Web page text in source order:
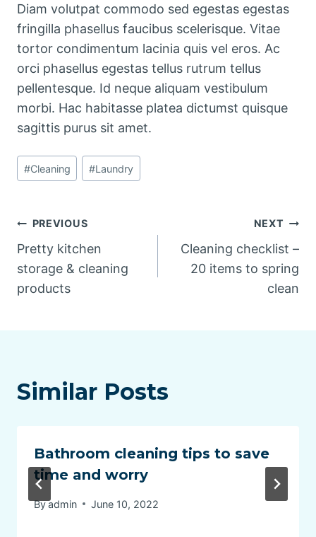
Diam volutpat commodo sed egestas egestas
fringilla phasellus faucibus scelerisque. Vitae
tortor condimentum lacinia quis vel eros. Ac
orci phasellus egestas tellus rutrum tellus
pellentesque. Id neque aliquam vestibulum
morbi. Hac habitasse platea dictumst quisque
sagittis purus sit amet.
Post
Tags:
#Cleaning #Laundry
Post
navigation
PREVIOUS
Pretty kitchen
storage & cleaning
products
NEXT
Cleaning checklist –
20 items to spring
clean
Similar Posts
Bathroom cleaning tips to save
time and worry
Byadmin June 10, 2022